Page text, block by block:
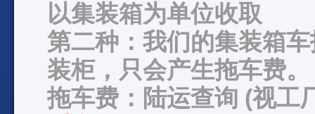
以集装箱为单位收取
第二种：我们的集装箱
装柜，只会产生拖车费。
拖车费：陆运查询 (视工